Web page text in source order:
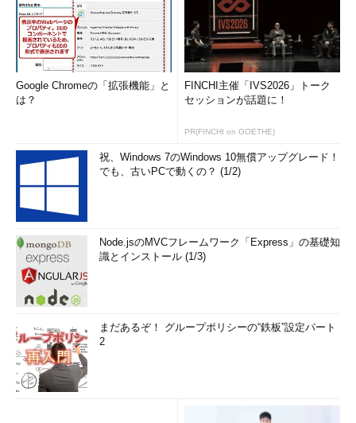
Google Chromeの「拡張機能」と
は？
FINCHI主催「IVS2026」トーク
セッションが話題に！
PR(FINCHI on GOETHE)
祝、Windows 7のWindows 10無償アップグレード！
でも、古いPCで動くの？ (1/2)
Node.jsのMVCフレームワーク「Express」の基礎知
識とインストール (1/3)
まだあるぞ！ グループポリシーの“鉄板”設定パート
2